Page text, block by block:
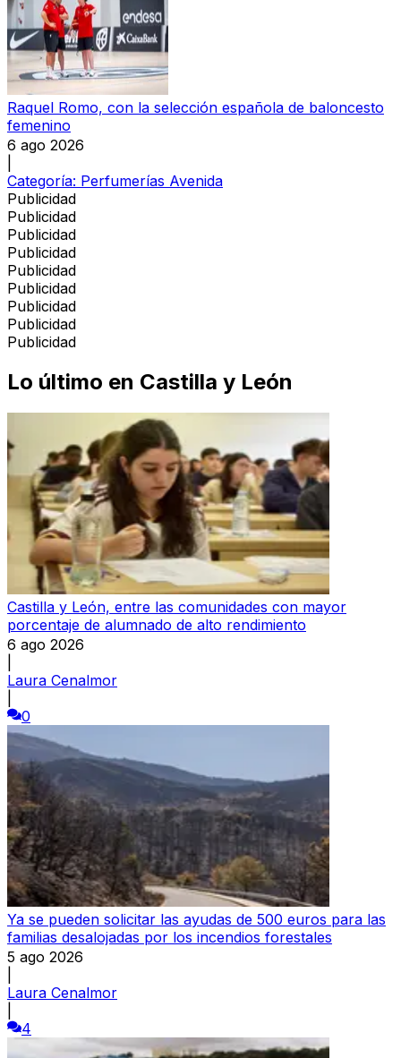
Raquel Romo, con la selección española de baloncesto
femenino
6 ago 2026
Categoría: Perfumerías Avenida
Publicidad
Publicidad
Publicidad
Publicidad
Publicidad
Publicidad
Publicidad
Publicidad
Publicidad
Lo último en Castilla y León
Castilla y León, entre las comunidades con mayor
porcentaje de alumnado de alto rendimiento
6 ago 2026
Laura Cenalmor
0
Ya se pueden solicitar las ayudas de 500 euros para las
familias desalojadas por los incendios forestales
5 ago 2026
Laura Cenalmor
4